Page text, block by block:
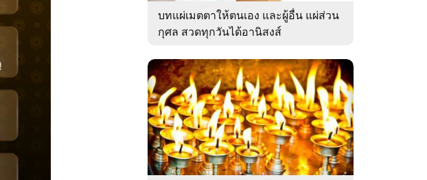
บทแผ่เมตตาให้ตนเอง และผู้อื่น แผ่ส่วน
กุศล สวดทุกวันได้อานิสงส์